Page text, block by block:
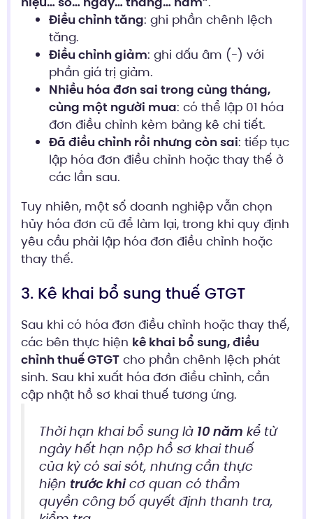
Điều chỉnh tăng: ghi phần chênh lệch
tăng.
Điều chỉnh giảm: ghi dấu âm (-) với
phần giá trị giảm.
Nhiều hóa đơn sai trong cùng tháng,
cùng một người mua: có thể lập 01 hóa
đơn điều chỉnh kèm bảng kê chi tiết.
Đã điều chỉnh rồi nhưng còn sai: tiếp tục
lập hóa đơn điều chỉnh hoặc thay thế ở
các lần sau.
Tuy nhiên, một số doanh nghiệp vẫn chọn
hủy hóa đơn cũ để làm lại, trong khi quy định
yêu cầu phải lập hóa đơn điều chỉnh hoặc
thay thế.
3. Kê khai bổ sung thuế GTGT
Sau khi có hóa đơn điều chỉnh hoặc thay thế,
các bên thực hiện kê khai bổ sung, điều
chỉnh thuế GTGT cho phần chênh lệch phát
sinh. Sau khi xuất hóa đơn điều chỉnh, cần
cập nhật hồ sơ khai thuế tương ứng.
Thời hạn khai bổ sung là 10 năm kể từ
ngày hết hạn nộp hồ sơ khai thuế
của kỳ có sai sót, nhưng cần thực
hiện trước khicơ quan có thẩm
quyền công bố quyết định thanh tra,